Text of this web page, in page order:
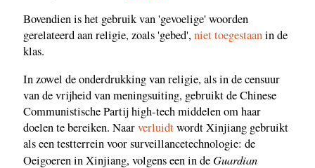
Bovendien is het gebruik van 'gevoelige' woorden
gerelateerd aan religie, zoals 'gebed',niet toegestaan​​in de
klas.
In zowel de onderdrukking van religie, als in de censuur
van de vrijheid van meningsuiting, gebruikt de Chinese
Communistische Partij high-tech middelen om haar
doelen te bereiken. Naarverluidtwordt Xinjiang gebruikt
als een testterrein voor surveillancetechnologie: de
Oeigoeren in Xinjiang, volgens een in deGuardian